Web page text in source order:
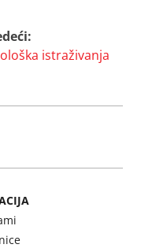
istraživanja